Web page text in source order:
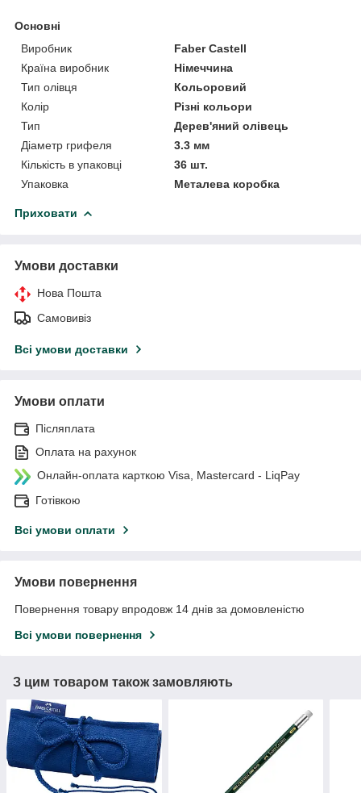
Основні
Виробник
Faber Castell
Країна виробник
Німеччина
Тип олівця
Кольоровий
Колір
Різні кольори
Тип
Дерев'яний олівець
Діаметр грифеля
3.3 мм
Кількість в упаковці
36 шт.
Упаковка
Металева коробка
Приховати
Умови доставки
Нова Пошта
Самовивіз
Всі умови доставки
Умови оплати
Післяплата
Оплата на рахунок
Онлайн-оплата карткою Visa, Mastercard - LiqPay
Готівкою
Всі умови оплати
Умови повернення
Повернення товару впродовж 14 днів за домовленістю
Всі умови повернення
З цим товаром також замовляють